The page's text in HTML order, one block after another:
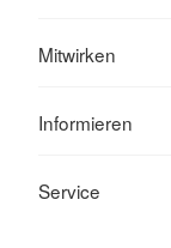
Mitwirken
Informieren
Service